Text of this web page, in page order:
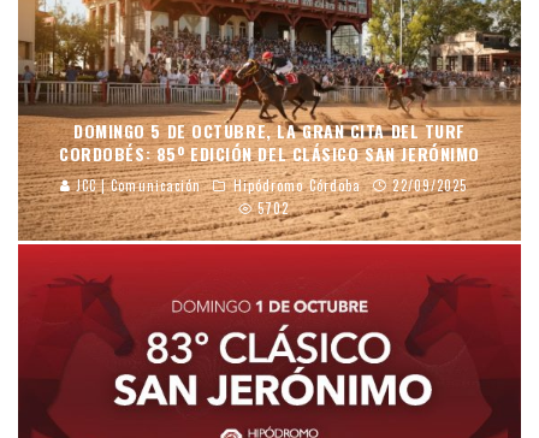
DOMINGO 5 DE OCTUBRE, LA GRAN CITA DEL TURF
CORDOBÉS: 85º EDICIÓN DEL CLÁSICO SAN JERÓNIMO
JCC | Comunicación Hipódromo Córdoba
22/09/2025
5702